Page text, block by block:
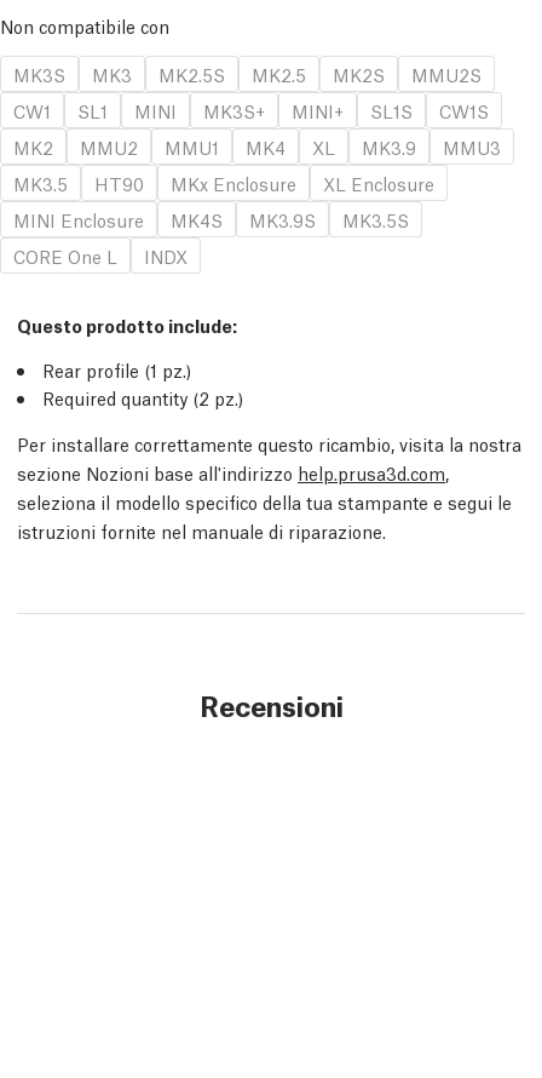
Non compatibile con
MK3S
MK3 MK2.5S MK2.5 MK2S
MMU2S
CW1
SL1 MINI MK3S+ MINI+ SL1S
CW1S
MK2
MMU2 MMU1 MK4 XL MK3.9
MMU3
MK3.5
HT90 MKx Enclosure
XL Enclosure
MINI Enclosure
MK4S MK3.9S
MK3.5S
CORE One L
INDX
Questo prodotto include:
Rear profile (1 pz.)
Required quantity (2 pz.)
Per installare correttamente questo ricambio, visita la nostra
sezione Nozioni base all'indirizzo help.prusa3d.com,
seleziona il modello specifico della tua stampante e segui le
istruzioni fornite nel manuale di riparazione.
Recensioni